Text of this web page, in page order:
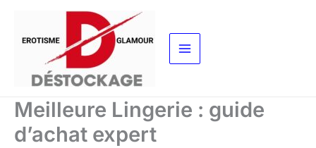
contenu
Meilleure Lingerie : guide
d’achat expert